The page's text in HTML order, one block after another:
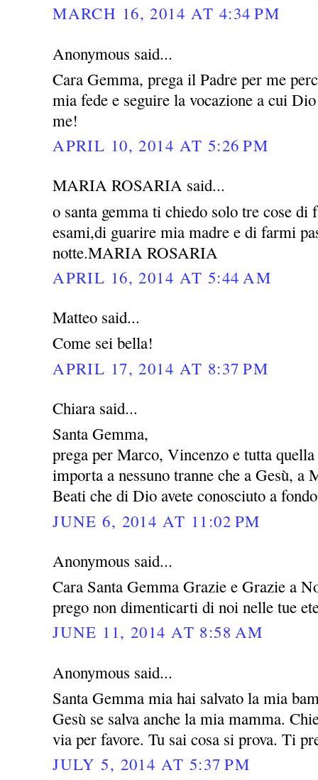
MARCH 16, 2014 AT 4:34 PM
Anonymous said...
Cara Gemma, prega il Padre per me
mia fede e seguire la vocazione a cui
me!
APRIL 10, 2014 AT 5:26 PM
MARIA ROSARIA said...
o santa gemma ti chiedo solo tre cose di
esami,di guarire mia madre e di farmi
notte.MARIA ROSARIA
APRIL 16, 2014 AT 5:44 AM
Matteo said...
Come sei bella!
APRIL 17, 2014 AT 8:37 PM
Chiara said...
Santa Gemma,
prega per Marco, Vincenzo e tutta
importa a nessuno tranne che a Gesù, a
Beati che di Dio avete conosciuto a
JUNE 6, 2014 AT 11:02 PM
Anonymous said...
Cara Santa Gemma Grazie e Grazie a
prego non dimenticarti di noi nelle tue
JUNE 11, 2014 AT 8:58 AM
Anonymous said...
Santa Gemma mia hai salvato la mia
Gesù se salva anche la mia mamma.
via per favore. Tu sai cosa si prova. Ti
JULY 5, 2014 AT 5:37 PM